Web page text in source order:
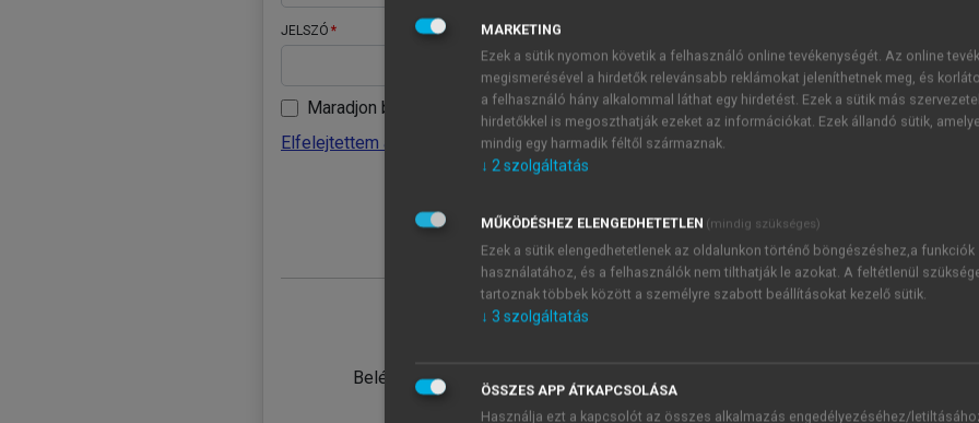
JELSZÓ
Maradjon belépve
Elfelejtettem a jelszavamat
Belépés intézményi azonosítóval
JELSZÓ
Kérek értesítést a MeRSZ
Kérek értesítést az
MARKETING
Ezek a sütik nyomon követik a felhasználó online tevékenységét. Az online
megismerésével a hirdetők relevánsabb reklámokat jeleníthetnek meg, és
a felhasználó hány alkalommal láthat egy hirdetést. Ezek a sütik más
hirdetőkkel is megoszthatják ezeket az információkat. Ezek állandó sütik,
mindig egy harmadik féltől származnak.
↓ 2szolgáltatás
MŰKÖDÉSHEZ ELENGEDHETETLEN (mindig szükséges)
Ezek a sütik elengedhetetlenek az oldalunkon történő böngészéshez,a funkciók
használatához, és a felhasználók nem tilthatják le azokat. A feltétlenül
tartoznak többek között a személyre szabott beállításokat kezelő sütik.
↓ 3 szolgáltatás
ÖSSZES APP ÁTKAPCSOLÁSA
Használja ezt a kapcsolót az összes alkalmazás engedélyezéséhez/